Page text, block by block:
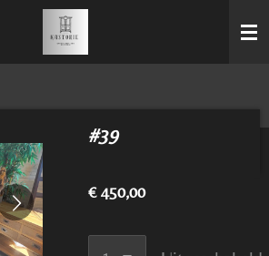
#39
€ 450,00